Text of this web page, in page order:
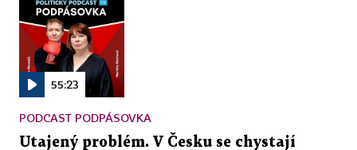
55:23
PODCAST PODPÁSOVKA
Utajený problém. V Česku se chystají